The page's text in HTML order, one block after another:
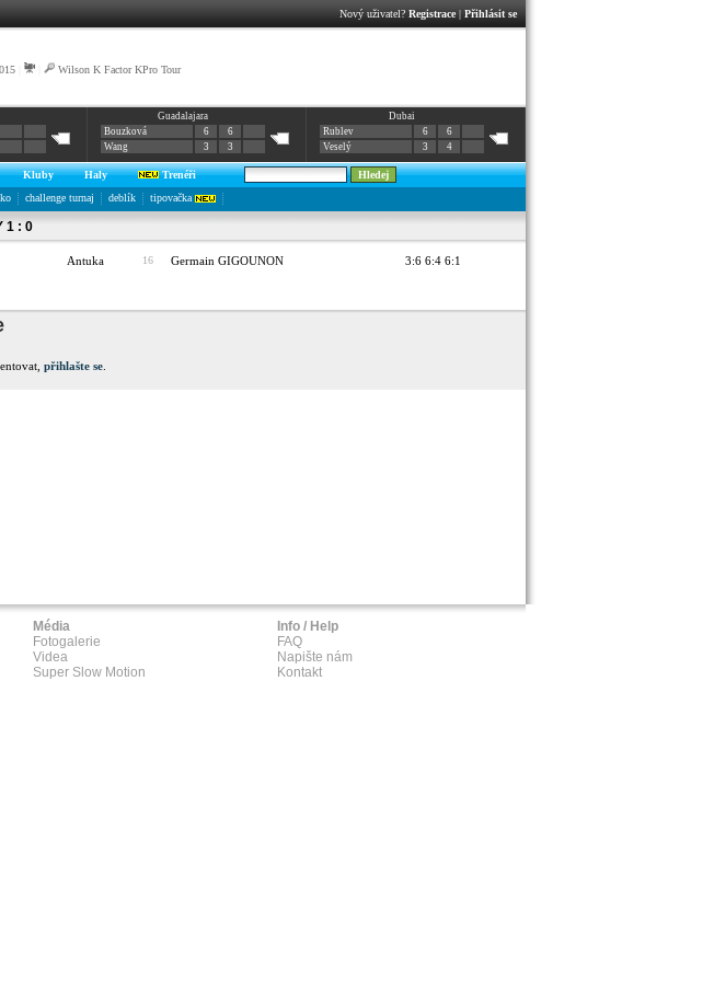
Nový uživatel? Registrace| Přihlásit se
Wilson K Factor KPro Tour
Guadalajara
Bouzková
6
6
Wang
3 3
Dubai
Rublev
6
6
Veselý
3 4
Kluby Haly
Trenéři
challenge turnaj deblík tipovačka
1 : 0
Antuka 16 Germain GIGOUNON 3:6 6:4 6:1
přihlašte se
Média
Fotogalerie
Videa
Super Slow Motion
Info / Help
FAQ
Napište nám
Kontakt